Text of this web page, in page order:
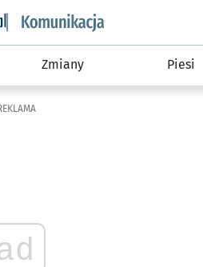
wroclaw.pl podserwis:
Zmiany Piesi